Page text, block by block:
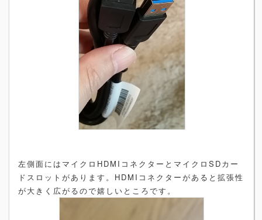
左側面にはマイクロHDMIコネクターとマイクロSDカー
ドスロットがあります。HDMIコネクターがあると拡張性
が大きく広がるので嬉しいところです。